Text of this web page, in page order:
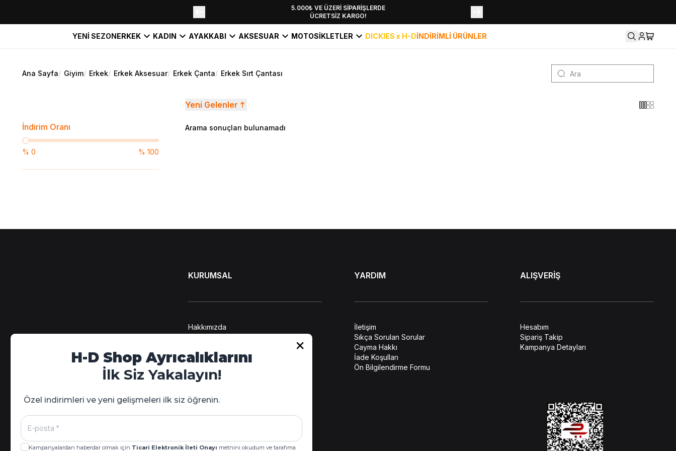
5.000₺ VE ÜZERİ SİPARİŞLERDE
ÜCRETSİZ KARGO!
YENİ SEZON KOLEKSİYONU EKLENDİ,
HEMEN KEŞFET!
YENİ SEZONERKEK KADIN AYAKKABI AKSESUAR MOTOSİKLETLER DICKIES x H-DİNDİRİMLİ ÜRÜNLER
Ana Sayfa/ Giyim/ Erkek/ Erkek Aksesuar/ Erkek Çanta/ Erkek Sırt Çantası
İndirim Oranı
% 0 % 100
Yeni Gelenler
Arama sonuçları bulunamadı
KURUMSAL
Hakkımızda
Üyelik Sözleşmesi
Gizlilik Politikası
YARDIM
İletişim
Sıkça Sorulan Sorular
Cayma Hakkı
İade Koşulları
Ön Bilgilendirme Formu
ALIŞVERİŞ
Hesabım
Sipariş Takip
Kampanya Detayları
H-D Shop Ayrıcalıklarını
İlk Siz Yakalayın!
Özel indirimleri ve yeni gelişmeleri ilk siz öğrenin.
Kampanyalardan haberdar olmak için Ticari Elektronik İleti Onayı metnini okudum ve tarafıma